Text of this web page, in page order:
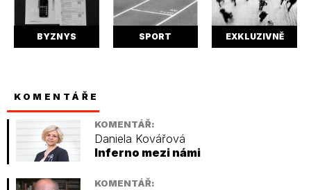
BYZNYS SPORT EXKLUZIVNĚ
KOMENTÁŘE
KOMENTÁŘ:
Daniela Kovářová
Inferno mezi námi
KOMENTÁŘ: